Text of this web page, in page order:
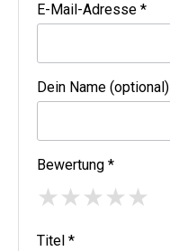
E-Mail-Adresse *
Dein Name (optional)
Bewertung *
★★★★★
Titel *